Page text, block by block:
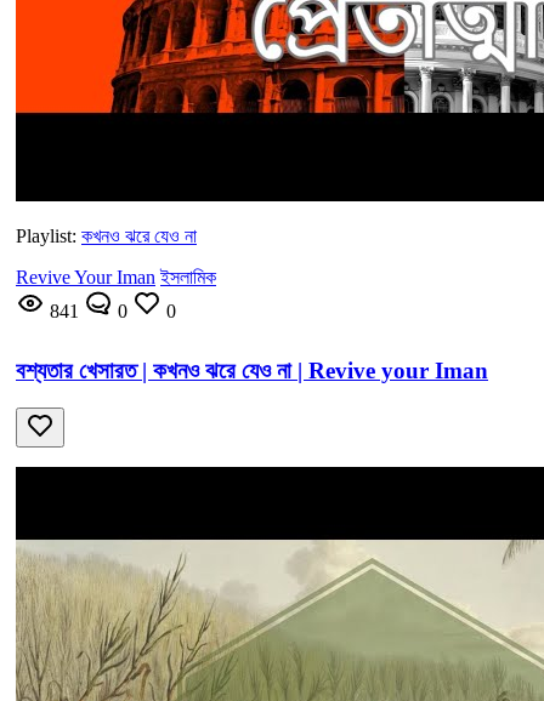
Playlist: কখনও ঝরে যেও না
Revive Your Iman ইসলামিক
841
0 0
বশ্যতার খেসারত | কখনও ঝরে যেও না | Revive your Iman